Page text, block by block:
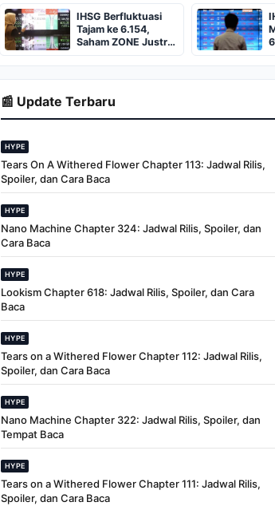
Modal Indonesia
IHSG Berfluktuasi
Tajam ke 6.154,
Saham ZONE Justru
Melejit ARA
📰 Update Terbaru
HYPE
Tears On A Withered Flower Chapter 113: Jadwal Rilis,
Spoiler, dan Cara Baca
HYPE
Nano Machine Chapter 324: Jadwal Rilis, Spoiler, dan
Cara Baca
HYPE
Lookism Chapter 618: Jadwal Rilis, Spoiler, dan Cara
Baca
HYPE
Tears on a Withered Flower Chapter 112: Jadwal Rilis,
Spoiler, dan Cara Baca
HYPE
Nano Machine Chapter 322: Jadwal Rilis, Spoiler, dan
Tempat Baca
HYPE
Tears on a Withered Flower Chapter 111: Jadwal Rilis,
Spoiler, dan Cara Baca